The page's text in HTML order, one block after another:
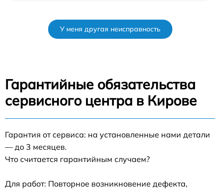
У меня другая неисправность
Гарантийные обязательства
сервисного центра в Кирове
Гарантия от сервиса: на установленные нами детали
— до 3 месяцев.
Что считается гарантийным случаем?
Для работ: Повторное возникновение дефекта,